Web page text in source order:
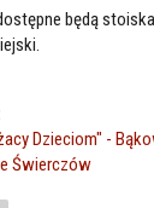
będą
Dzieciom" -
Świerczów